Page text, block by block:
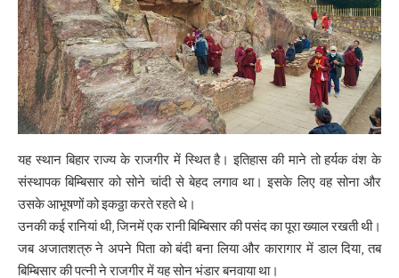
यह स्थान बिहार राज्य के राजगीर में स्थित है। इतिहास की माने तो हर्यक वंश के
संस्थापक बिम्बिसार को सोने चांदी से बेहद लगाव था। इसके लिए वह सोना और
उसके आभूषणों को इकठ्ठा करते रहते थे।
उनकी कई रानियां थी, जिनमें एक रानी बिम्बिसार की पसंद का पूरा ख्याल रखती थी।
जब अजातशत्रु ने अपने पिता को बंदी बना लिया और कारागार में डाल दिया, तब
बिम्बिसार की पत्नी ने राजगीर में यह सोन भंडार बनवाया था।